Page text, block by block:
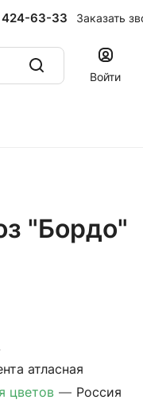
424-63-33 Заказать
Войти
"Бордо"
атласная
цветов — Россия